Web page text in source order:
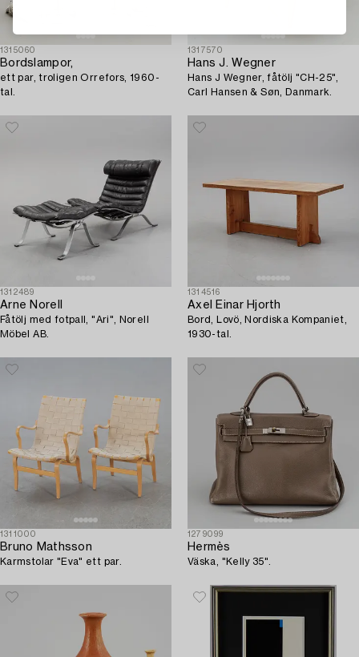
1315060
Bordslampor,
ett par, troligen Orrefors, 1960-
tal.
1317570
Hans J. Wegner
Hans J Wegner, fåtölj "CH-25",
Carl Hansen & Søn, Danmark.
1312489
Arne Norell
Fåtölj med fotpall, "Ari", Norell
Möbel AB.
1314516
Axel Einar Hjorth
Bord, Lovö, Nordiska Kompaniet,
1930-tal.
1311000
Bruno Mathsson
Karmstolar "Eva" ett par.
1279099
Hermès
Väska, "Kelly 35".